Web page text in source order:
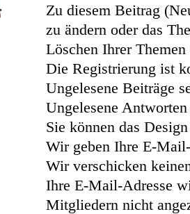
Zu diesem Beitrag
zu ändern oder das
Löschen Ihrer
Die Registrierung ist
Ungelesene Beiträge
Ungelesene
Sie können das
Wir geben Ihre E-
Wir verschicken
Ihre E-Mail-Adresse
Mitgliedern nicht